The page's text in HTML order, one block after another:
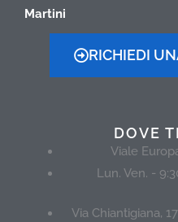
Martini
RICHIEDI
DOVE
Viale
Lun. Ven. -
Via Chiantigiana,